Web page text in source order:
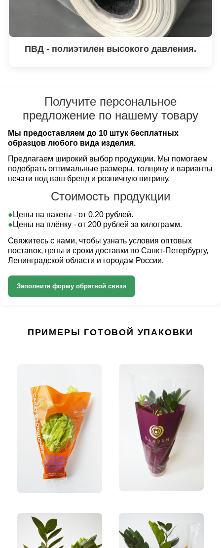
ПВД - полиэтилен высокого давления.
Получите персональное
предложение по нашему товару
Мы предоставляем до 10 штук бесплатных
образцов любого вида изделия.
Предлагаем широкий выбор продукции. Мы помогаем
подобрать оптимальные размеры, толщину и варианты
печати под ваш бренд и розничную витрину.
Стоимость продукции
Цены на пакеты - от 0,20 рублей.
Цены на плёнку - от 200 рублей за килограмм.
Свяжитесь с нами, чтобы узнать условия оптовых
поставок, цены и сроки доставки по Санкт-Петербургу,
Ленинградской области и городам России.
Заполните форму обратной связи
ПРИМЕРЫ ГОТОВОЙ УПАКОВКИ